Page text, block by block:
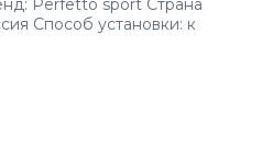
Perfetto sport Страна
Способ установки: к